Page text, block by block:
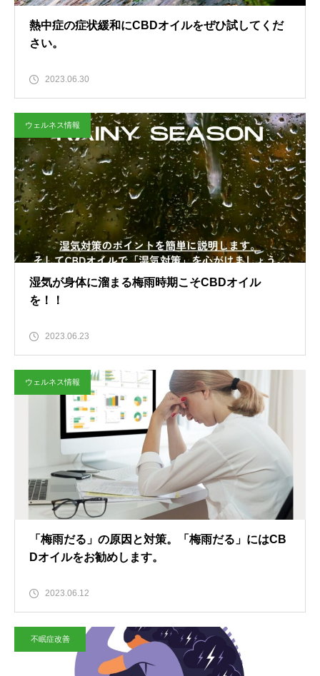
熱中症の症状緩和にCBDオイルをぜひ試してくだ
さい。
2023.06.30
ウェルネス情報
湿気が身体に溜まる梅雨時期こそCBDオイル
を！！
2023.06.23
ウェルネス情報
「梅雨だる」の原因と対策。「梅雨だる」にはCB
Dオイルをお勧めします。
2023.06.12
不眠症改善